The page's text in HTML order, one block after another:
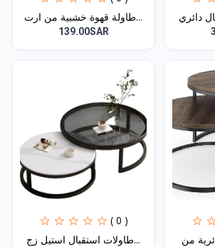
طاولة قهوة خشبية من ارت...
139.00SAR
( 0 )
طاولات استقبال استيل زج...